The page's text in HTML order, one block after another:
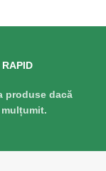
RAPID
produse dacă